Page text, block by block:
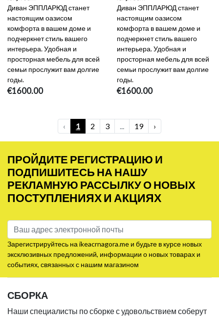
Диван ЭППЛАРЮД станет
настоящим оазисом
комфорта в вашем доме и
подчеркнет стиль вашего
интерьера. Удобная и
просторная мебель для всей
семьи прослужит вам долгие
годы.
€1600.00
Диван ЭППЛАРЮД станет
настоящим оазисом
комфорта в вашем доме и
подчеркнет стиль вашего
интерьера. Удобная и
просторная мебель для всей
семьи прослужит вам долгие
годы.
€1600.00
‹ 1 2 3 19 ›
ПРОЙДИТЕ РЕГИСТРАЦИЮ И
ПОДПИШИТЕСЬ НА НАШУ
РЕКЛАМНУЮ РАССЫЛКУ О НОВЫХ
ПОСТУПЛЕНИЯХ И АКЦИЯХ
Зарегистрируйтесь на ikeacrnagora.me и будьте в курсе новых
эксклюзивных предложений, информации о новых товарах и
событиях, связанных с нашим магазином
СБОРКА
Наши специалисты по сборке с удовольствием соберут